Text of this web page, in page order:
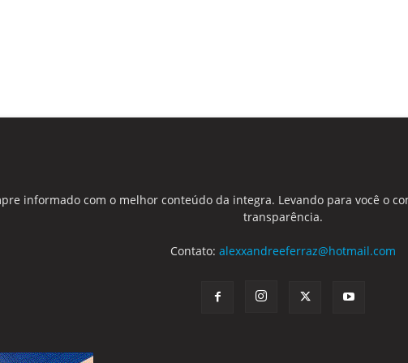
informado com o melhor conteúdo da integra. Levando para você o
transparência.
Contato: alexxandreeferraz@hotmail.com